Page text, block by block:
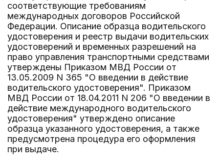
соответствующие требованиям
международных договоров Российской
Федерации. Описание образца водительского
удостоверения и реестр выдачи водительских
удостоверений и временных разрешений на
право управления транспортными средствами
утверждены Приказом МВД России от
13.05.2009 N 365 "О введении в действие
водительского удостоверения". Приказом
МВД России от 18.04.2011 N 206 "О введении в
действие международного водительского
удостоверения" утверждено описание
образца указанного удостоверения, а также
предусмотрена процедура его оформления
при выдаче.